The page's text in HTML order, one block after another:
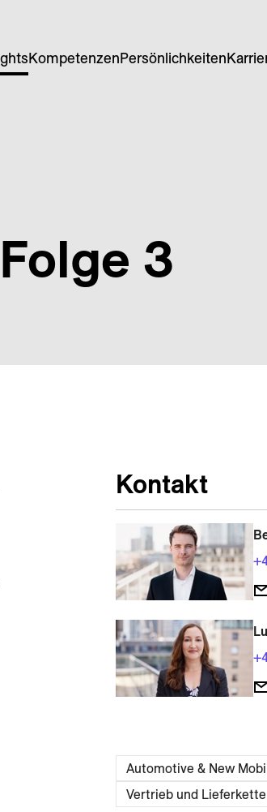
KompetenzenPersönlichkeiten
3
Kontakt
Automotive & New
Vertrieb und